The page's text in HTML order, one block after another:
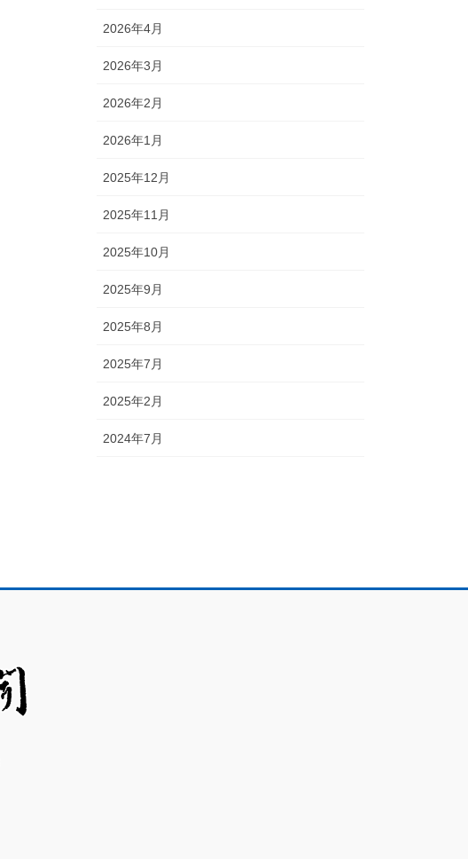
2026年4月
2026年3月
2026年2月
2026年1月
2025年12月
2025年11月
2025年10月
2025年9月
2025年8月
2025年7月
2025年2月
2024年7月